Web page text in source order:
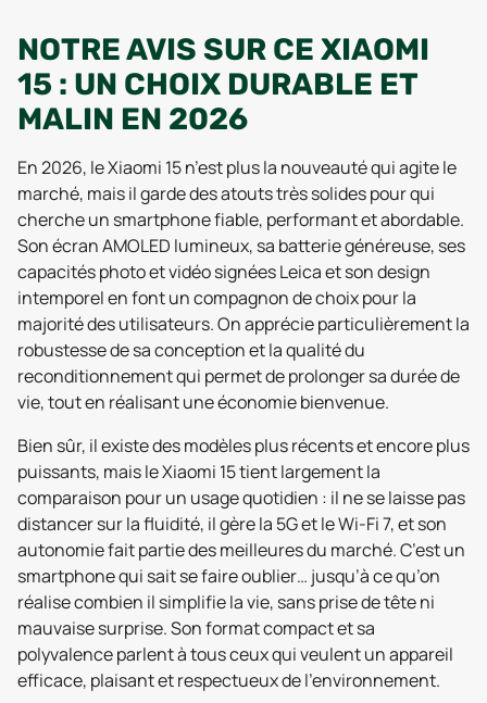
NOTRE AVIS SUR CE XIAOMI
15 : UN CHOIX DURABLE ET
MALIN EN 2026
En 2026, le Xiaomi 15 n’est plus la nouveauté qui agite le
marché, mais il garde des atouts très solides pour qui
cherche un smartphone fiable, performant et abordable.
Son écran AMOLED lumineux, sa batterie généreuse, ses
capacités photo et vidéo signées Leica et son design
intemporel en font un compagnon de choix pour la
majorité des utilisateurs. On apprécie particulièrement la
robustesse de sa conception et la qualité du
reconditionnement qui permet de prolonger sa durée de
vie, tout en réalisant une économie bienvenue.
Bien sûr, il existe des modèles plus récents et encore plus
puissants, mais le Xiaomi 15 tient largement la
comparaison pour un usage quotidien : il ne se laisse pas
distancer sur la fluidité, il gère la 5G et le Wi-Fi 7, et son
autonomie fait partie des meilleures du marché. C’est un
smartphone qui sait se faire oublier… jusqu’à ce qu’on
réalise combien il simplifie la vie, sans prise de tête ni
mauvaise surprise. Son format compact et sa
polyvalence parlent à tous ceux qui veulent un appareil
efficace, plaisant et respectueux de l’environnement.